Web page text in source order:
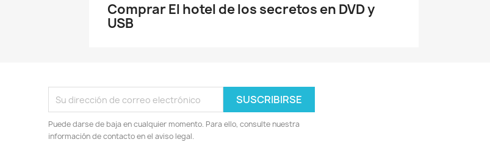
Comprar El hotel de los secretos en DVD y
USB
Puede darse de baja en cualquier momento. Para ello, consulte nuestra
información de contacto en el aviso legal.